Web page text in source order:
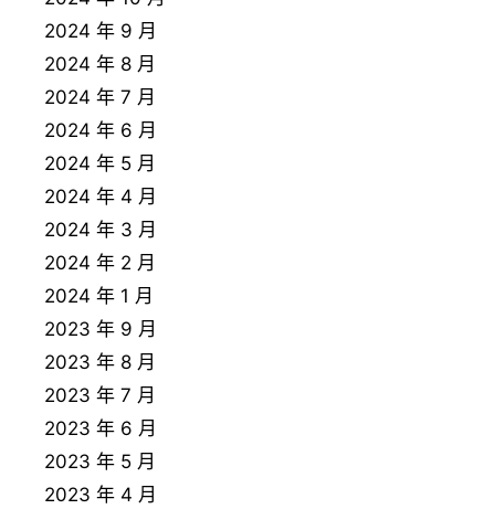
2024 年 9 月
2024 年 8 月
2024 年 7 月
2024 年 6 月
2024 年 5 月
2024 年 4 月
2024 年 3 月
2024 年 2 月
2024 年 1 月
2023 年 9 月
2023 年 8 月
2023 年 7 月
2023 年 6 月
2023 年 5 月
2023 年 4 月